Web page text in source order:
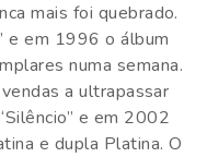
mais foi quebrado.
e em 1996 o álbum
numa semana.
a ultrapassar
e em 2002
e dupla Platina. O